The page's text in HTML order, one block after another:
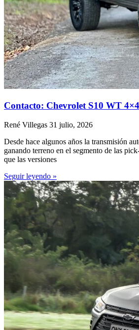
Contacto: Chevrolet S10 WT
René Villegas 31 julio, 2026
Desde hace algunos años la transmisión
ganando terreno en el segmento de las
que las versiones
Seguir leyendo »